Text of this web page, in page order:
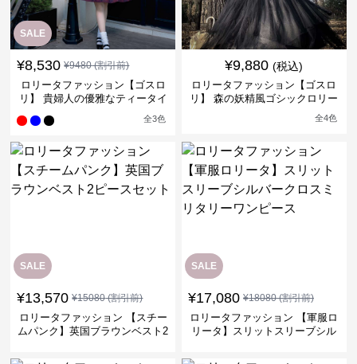
SALE
¥8,530 ¥9480(割引前)
ロリータファッション【ゴスロ
リ】 貴婦人の優雅なティータイ
全3色
¥9,880 (税込)
ロリータファッション【ゴスロ
リ】 森の妖精風ゴシックロリー
全4色
SALE
¥13,570 ¥15080(割引前)
ロリータファッション 【スチー
ムパンク】英国ブラウンベスト2
SALE
¥17,080 ¥18080(割引前)
ロリータファッション 【軍服ロ
リータ】スリットスリーブシル